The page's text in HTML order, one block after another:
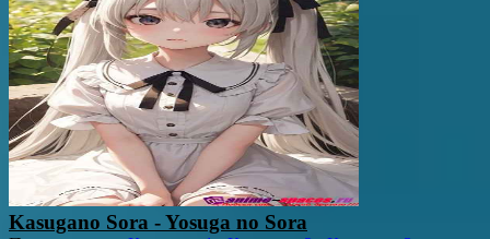
Kasugano Sora - Yosuga no Sora